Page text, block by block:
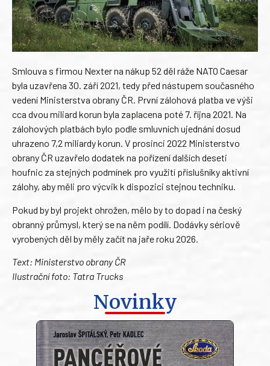
Smlouva s firmou Nexter na nákup 52 děl ráže NATO Caesar
byla uzavřena 30. září 2021, tedy před nástupem současného
vedení Ministerstva obrany ČR. První zálohová platba ve výši
cca dvou miliard korun byla zaplacena poté 7. října 2021. Na
zálohových platbách bylo podle smluvních ujednání dosud
uhrazeno 7,2 miliardy korun. V prosinci 2022 Ministerstvo
obrany ČR uzavřelo dodatek na pořízení dalších deseti
houfnic za stejných podmínek pro využití příslušníky aktivní
zálohy, aby měli pro výcvik k dispozici stejnou techniku.
Pokud by byl projekt ohrožen, mělo by to dopad i na český
obranný průmysl, který se na něm podílí. Dodávky sériově
vyrobených děl by měly začít na jaře roku 2026.
Text: Ministerstvo obrany ČR
Ilustrační foto: Tatra Trucks
Novinky